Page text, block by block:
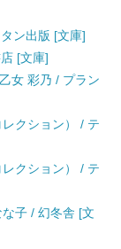
ン出版 [文庫]
[文庫]
女 彩乃 / プラン
クション） / テ
クション） / テ
子 / 幻冬舎 [文